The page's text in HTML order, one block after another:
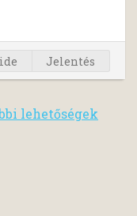
Jelentés
lehetőségek